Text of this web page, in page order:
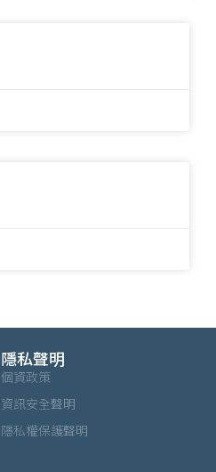
隱私聲明
個資政策
資訊安全聲明
隱私權保護聲明